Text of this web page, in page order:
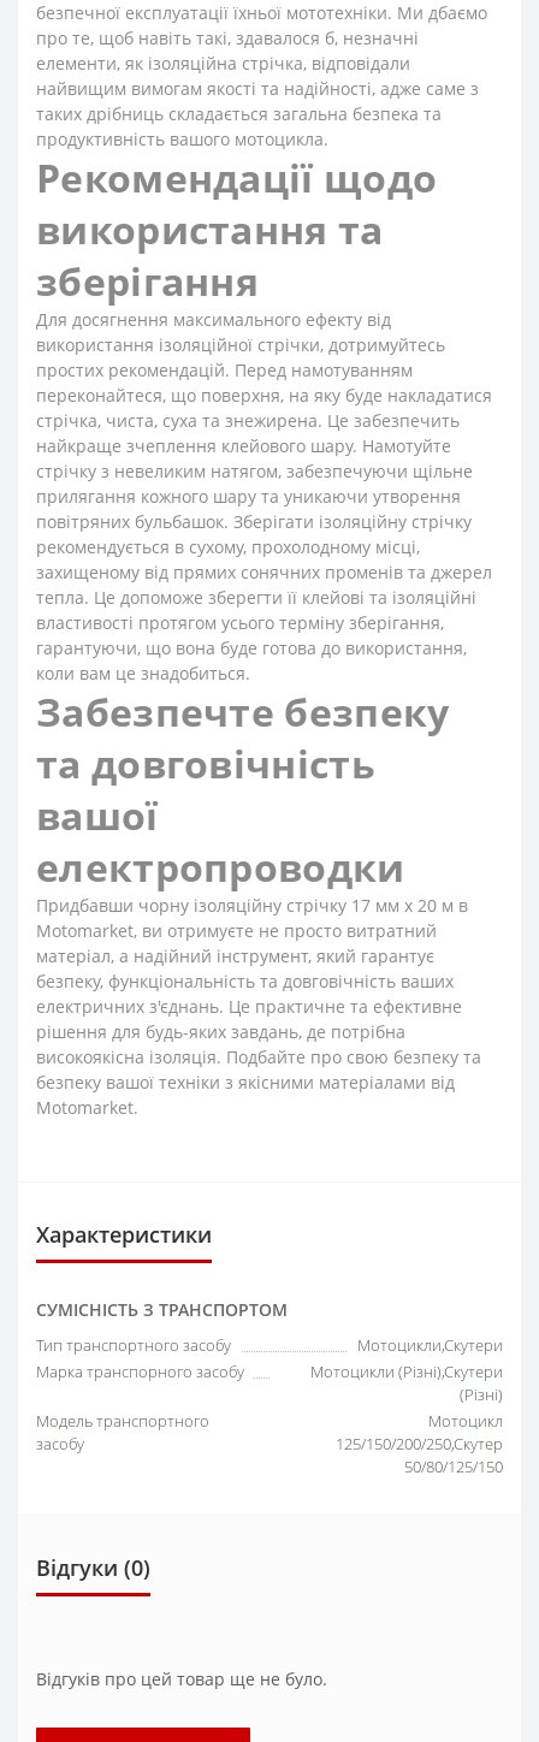
безпечної експлуатації їхньої мототехніки. Ми дбаємо
про те, щоб навіть такі, здавалося б, незначні
елементи, як ізоляційна стрічка, відповідали
найвищим вимогам якості та надійності, адже саме з
таких дрібниць складається загальна безпека та
продуктивність вашого мотоцикла.
Рекомендації щодо
використання та
зберігання
Для досягнення максимального ефекту від
використання ізоляційної стрічки, дотримуйтесь
простих рекомендацій. Перед намотуванням
переконайтеся, що поверхня, на яку буде накладатися
стрічка, чиста, суха та знежирена. Це забезпечить
найкраще зчеплення клейового шару. Намотуйте
стрічку з невеликим натягом, забезпечуючи щільне
прилягання кожного шару та уникаючи утворення
повітряних бульбашок. Зберігати ізоляційну стрічку
рекомендується в сухому, прохолодному місці,
захищеному від прямих сонячних променів та джерел
тепла. Це допоможе зберегти її клейові та ізоляційні
властивості протягом усього терміну зберігання,
гарантуючи, що вона буде готова до використання,
коли вам це знадобиться.
Забезпечте безпеку
та довговічність
вашої
електропроводки
Придбавши чорну ізоляційну стрічку 17 мм x 20 м в
Motomarket, ви отримуєте не просто витратний
матеріал, а надійний інструмент, який гарантує
безпеку, функціональність та довговічність ваших
електричних з'єднань. Це практичне та ефективне
рішення для будь-яких завдань, де потрібна
високоякісна ізоляція. Подбайте про свою безпеку та
безпеку вашої техніки з якісними матеріалами від
Motomarket.
Характеристики
СУМІСНІСТЬ З ТРАНСПОРТОМ
Тип транспортного засобу
Мотоцикли,Скутери
Марка транспорного засобу
Мотоцикли (Різні),Скутери
(Різні)
Модель транспортного
засобу
Мотоцикл
125/150/200/250,Скутер
50/80/125/150
Відгуки (0)
Відгуків про цей товар ще не було.